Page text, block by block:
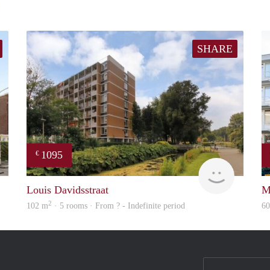
finder
SHARE
€ 1095
Louis Davidsstraat
102 m2 · 5 rooms · From ? - Indefinite period